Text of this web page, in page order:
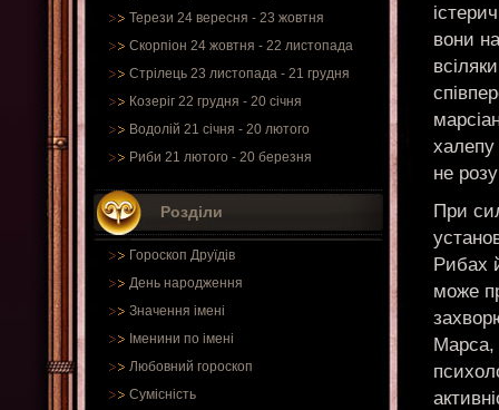
Терези 24 вересня - 23 жовтня
Скорпіон 24 жовтня - 22 листопада
Стрілець 23 листопада - 21 грудня
Козеріг 22 грудня - 20 січня
Водолій 21 січня - 20 лютого
Риби 21 лютого - 20 березня
Розділи
Гороскоп Друїдів
День народження
Значення імені
Іменини по імені
Любовний гороскоп
Сумісність
вони
халепу
не
При
Рибах
може
Марса,